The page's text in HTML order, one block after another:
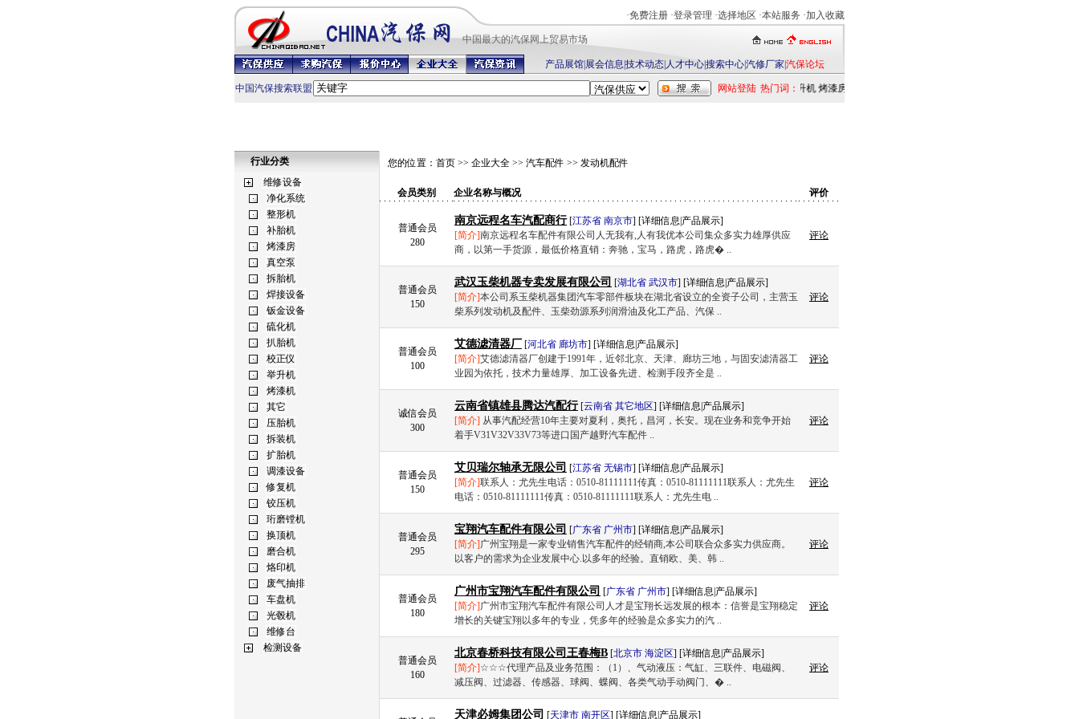
中国最
·免费注册 ·登录管理 ·选择地区 ·本站服务 ·加入收藏
大的汽保网上贸易市场
产品展馆| 展会信息 技术动态| 人才中心|搜索中心|汽修厂家 汽保论坛
中国汽保搜索联盟 网站登陆 热门词：举升机 烤漆房
行业分类 您的位置： 首页 >> 企业大全 >> 汽车配件 >> 发动机配件
会员类别 企业名称与概况 评价
普通会员
280
南京远程名车汽配商行[江苏省 南京市] [详细信息 产品展示]
[简介]南京远程名车配件有限公司人无我有,人有我优本公司集众多实力雄厚供应
商，以第一手货源，最低价格直销：奔驰，宝马，路虎，路虎� ..
评论
普通会员
150
武汉玉柴机器专卖发展有限公司 [湖北省 武汉市] [详细信息 产品展示]
[简介]本公司系玉柴机器集团汽车零部件板块在湖北省设立的全资子公司，主营玉
柴系列发动机及配件、玉柴劲源系列润滑油及化工产品、汽保 ..
评论
普通会员
100
艾德滤清器厂 [河北省 廊坊市] [详细信息 产品展示]
[简介]艾德滤清器厂创建于1991年，近邻北京、天津、廊坊三地，与固安滤清器工
业园为依托，技术力量雄厚、加工设备先进、检测手段齐全是 ..
评论
诚信会员
300
云南省镇雄县腾达汽配行[云南省 其它地区] [详细信息 产品展示]
[简介] 从事汽配经营10年主要对夏利，奥托，昌河，长安。现在业务和竞争开始
着手V31V32V33V73等进口国产越野汽车配件 ..
评论
普通会员
150
艾贝瑞尔轴承无限公司 [江苏省 无锡市] [详细信息 产品展示]
[简介]联系人：尤先生电话：0510-81111111传真：0510-81111111联系人：尤先生
电话：0510-81111111传真：0510-81111111联系人：尤先生电 ..
评论
普通会员
295
宝翔汽车配件有限公司 [广东省 广州市] [详细信息 产品展示]
[简介]广州宝翔是一家专业销售汽车配件的经销商,本公司联合众多实力供应商。
以客户的需求为企业发展中心.以多年的经验。直销欧、美、韩 ..
评论
普通会员
180
广州市宝翔汽车配件有限公司 [广东省 广州市] [详细信息 产品展示]
[简介]广州市宝翔汽车配件有限公司人才是宝翔长远发展的根本：信誉是宝翔稳定
增长的关键宝翔以多年的专业，凭多年的经验是众多实力的汽 ..
评论
普通会员
160
北京春桥科技有限公司王春梅B [北京市 海淀区] [详细信息 产品展示]
[简介]☆☆☆代理产品及业务范围：（1）、气动液压：气缸、三联件、电磁阀、
减压阀、过滤器、传感器、球阀、蝶阀、各类气动手动阀门、� ..
评论
天津必姆集团公司 [天津市 南开区] [详细信息 产品展示]